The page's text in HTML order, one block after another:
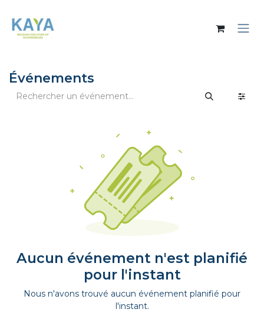
Événements
Aucun événement n'est planifié
pour l'instant
Nous n'avons trouvé aucun événement planifié pour
l'instant.